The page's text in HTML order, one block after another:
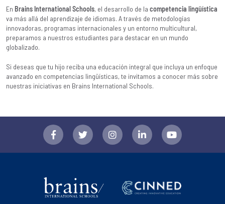
En Brains International Schools, el desarrollo de la competencia lingüística
va más allá del aprendizaje de idiomas. A través de metodologías
innovadoras, programas internacionales y un entorno multicultural,
preparamos a nuestros estudiantes para destacar en un mundo
globalizado.
Si deseas que tu hijo reciba una educación integral que incluya un enfoque
avanzado en competencias lingüísticas, te invitamos a conocer más sobre
nuestras iniciativas en Brains International Schools.